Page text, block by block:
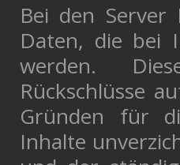
Bei den Server
Daten, die bei
werden.
Rückschlüsse
Gründen für
Inhalte